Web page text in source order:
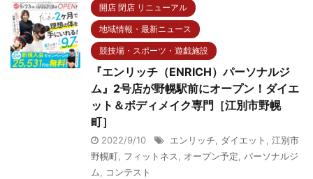
開店 閉店 リニューアル
地域情報・最新ニュース
競技場・スポーツ・遊戯施設
『エンリッチ（ENRICH）パーソナルジ
ム』2号店が野幌駅前にオープン！ダイエ
ット＆ボディメイク専門［江別市野幌
町］
2022/9/10 エンリッチ, ダイエット , 江別市
野幌町, フィットネス, オープン予定, パーソナルジ
ム, コンテスト